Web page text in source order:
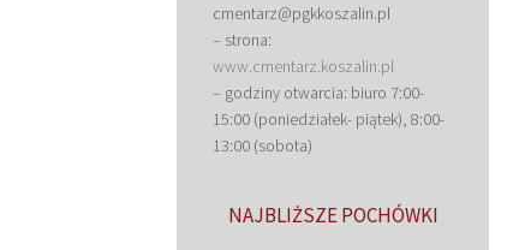
cmentarz@pgkkoszalin.pl
– strona:
www.cmentarz.koszalin.pl
– godziny otwarcia: biuro 7:00-
15:00 (poniedziałek- piątek), 8:00-
13:00 (sobota)
NAJBLIŻSZE POCHÓWKI